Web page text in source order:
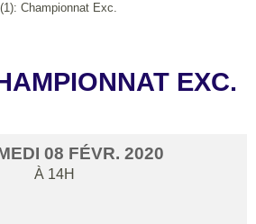
Championnat Exc.
EXC.
08 FÉVR. 2020
À 14H